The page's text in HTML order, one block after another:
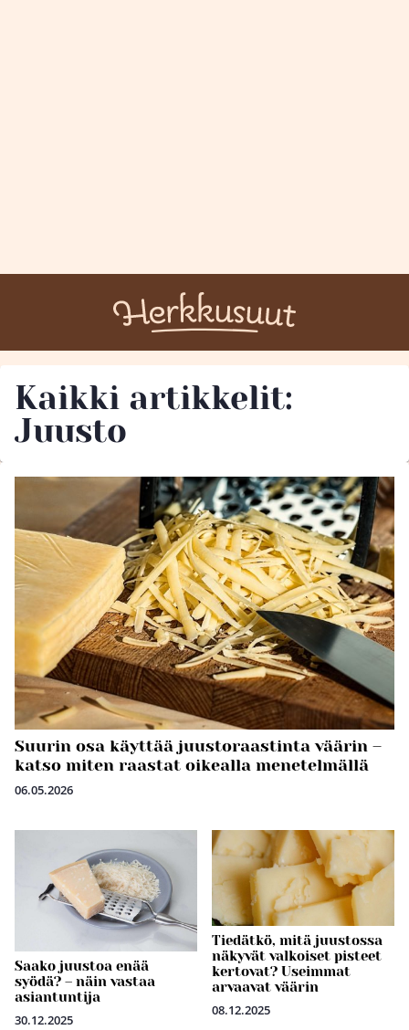
Kaikki artikkelit:
Juusto
Suurin osa käyttää juustoraastinta väärin –
katso miten raastat oikealla menetelmällä
06.05.2026
Saako juustoa enää
syödä? – näin vastaa
asiantuntija
30.12.2025
Tiedätkö, mitä juustossa
näkyvät valkoiset pisteet
kertovat? Useimmat
arvaavat väärin
08.12.2025